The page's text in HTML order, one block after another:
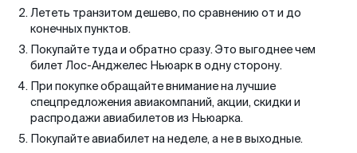
Лететь транзитом дешево, по сравнению от и до
конечных пунктов.
Покупайте туда и обратно сразу. Это выгоднее чем
билет Лос-Анджелес Ньюарк в одну сторону.
При покупке обращайте внимание на лучшие
спецпредложения авиакомпаний, акции, скидки и
распродажи авиабилетов из Ньюарка.
Покупайте авиабилет на неделе, а не в выходные.